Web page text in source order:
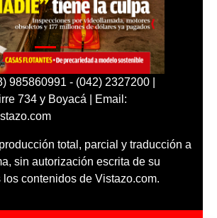
985860991 - (042) 2327200 |
734 y Boyacá | Email:
total, parcial y traducción a
sin autorización escrita de su
los contenidos de Vistazo.com.